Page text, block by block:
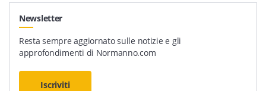
Newsletter
Resta sempre aggiornato sulle notizie e gli
approfondimenti di Normanno.com
Iscriviti